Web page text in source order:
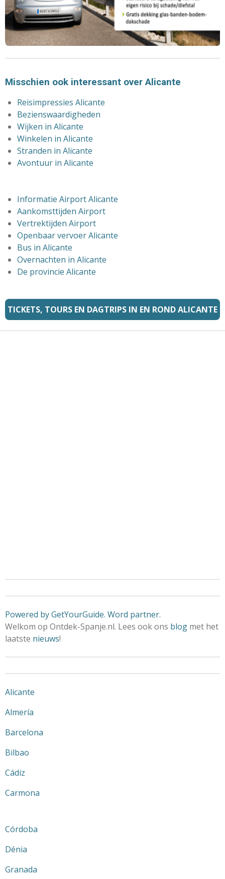
Misschien ook interessant over Alicante
Reisimpressies Alicante
Bezienswaardigheden
Wijken in Alicante
Winkelen in Alicante
Stranden in Alicante
Avontuur in Alicante
Informatie Airport Alicante
Aankomsttijden Airport
Vertrektijden Airport
Openbaar vervoer Alicante
Bus in Alicante
Overnachten in Alicante
De provincie Alicante
TICKETS, TOURS EN DAGTRIPS IN EN ROND ALICANTE
Powered by GetYourGuide. Word partner.
Welkom op Ontdek-Spanje.nl. Lees ook ons blog met het
laatste nieuws!
Alicante
Almería
Barcelona
Bilbao
Cádiz
Carmona
Córdoba
Dénia
Granada